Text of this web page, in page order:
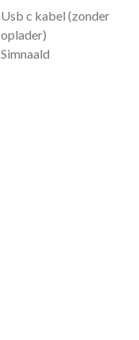
Usb c kabel (zonder
oplader)
Simnaald